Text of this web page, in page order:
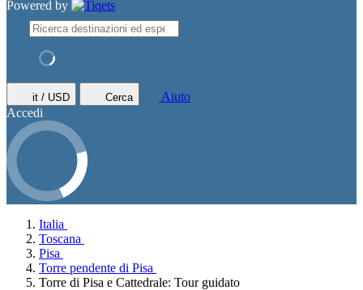
Powered by
it / USD Cerca
Aiuto
Accedi
Italia
Toscana
Pisa
Torre pendente di Pisa
Torre di Pisa e Cattedrale: Tour guidato